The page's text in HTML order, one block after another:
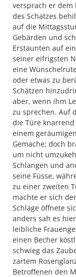
versprach er
des Schatzes
auf die
Gebärden und
Erstaunten auf
seiner eifrigsten
eine
oder etwas zu
Schätzen
aber, wenn ihm
zu sprechen. Auf
die Türe
einem
Gemache; doch
um nicht
Schlangen und
seine Füsse,
zu einer zweiten
machte er sich
Schlage öffnete
anders sah es
leibliche
einen Becher
schwieg das
zartem
Betroffenen den